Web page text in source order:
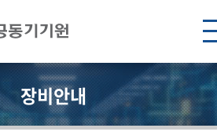
장비안내